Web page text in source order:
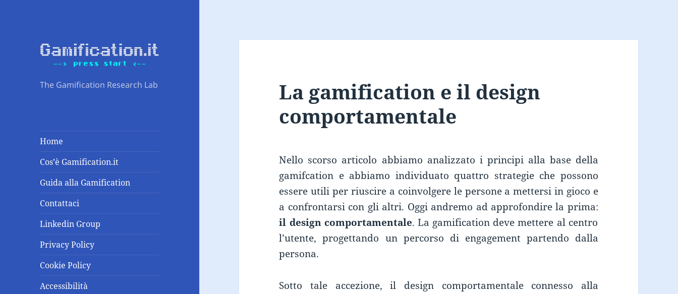
The Gamification Research Lab
Home
Cos’è Gamification.it
Guida alla Gamification
Contattaci
Linkedin Group
Privacy Policy
Cookie Policy
Accessibilità
La gamification e il design
comportamentale
Nello scorso articolo abbiamo analizzato i principi alla base della
gamifcation e abbiamo individuato quattro strategie che possono
essere utili per riuscire a coinvolgere le persone a mettersi in gioco e
a confrontarsi con gli altri. Oggi andremo ad approfondire la prima:
il design comportamentale. La gamification deve mettere al centro
l’utente, progettando un percorso di engagement partendo dalla
persona.
Sotto tale accezione, il design comportamentale connesso alla